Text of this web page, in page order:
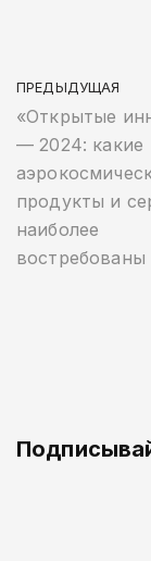
ПРЕДЫДУЩАЯ
«Открытые
— 2024: какие
продукты и
наиболее
востребованы